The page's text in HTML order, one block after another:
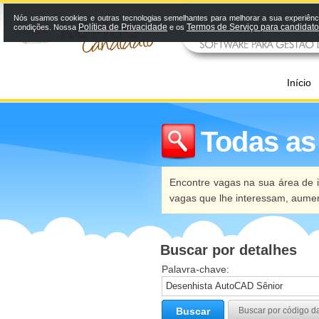
Início
Todas
Encontre vagas na sua área
vagas que lhe interessam,
Buscar por detalhes
Palavra-chave:
Buscar Buscar por código
Nós usamos cookies e outras tecnologias semelhantes para melhorar a sua
condições. Nossa Política de Privacidade e os Termos de Serviço para